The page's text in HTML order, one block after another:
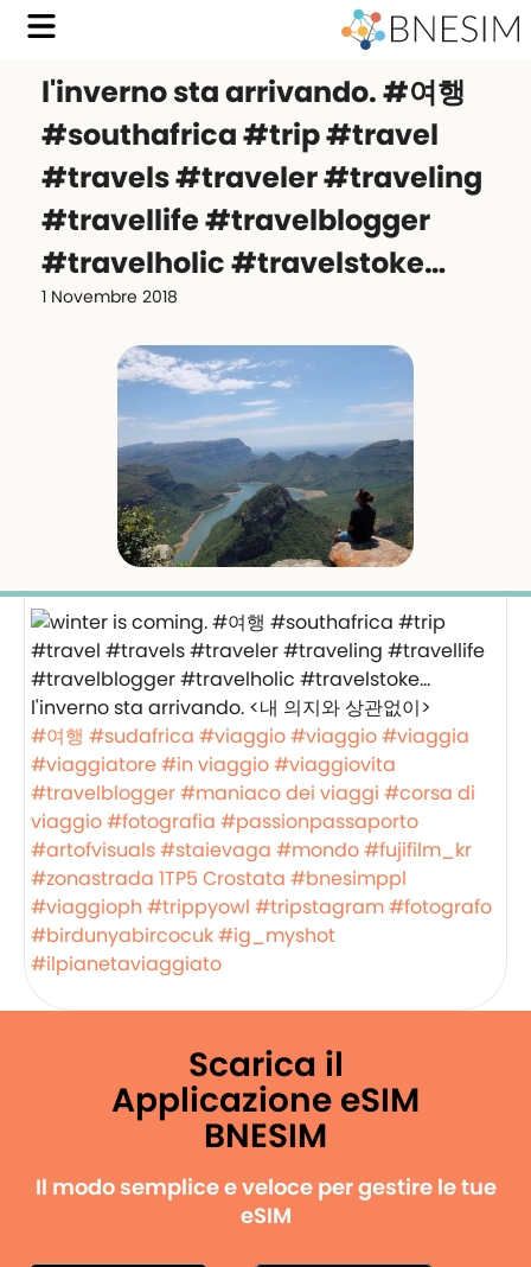
l'inverno sta arrivando. #여행
#southafrica #trip #travel
#travels #traveler #traveling
#travellife #travelblogger
#travelholic #travelstoke…
1 Novembre 2018
l'inverno sta arrivando. <내 의지와 상관없이>
#여행 #sudafrica #viaggio#viaggio#viaggia
#viaggiatore#in viaggio#viaggiovita
#travelblogger#maniaco dei viaggi #corsa di
viaggio#fotografia #passionpassaporto
#artofvisuals#staievaga #mondo#fujifilm_kr
#zonastrada 1TP5 Crostata #bnesimppl
#viaggioph #trippyowl #tripstagram#fotografo
#birdunyabircocuk#ig_myshot
#ilpianetaviaggiato
Scarica il
Applicazione eSIM
BNESIM
Il modo semplice e veloce per gestire le tue
eSIM